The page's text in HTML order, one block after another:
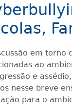
em torno
ao
e
nesse breve
para o